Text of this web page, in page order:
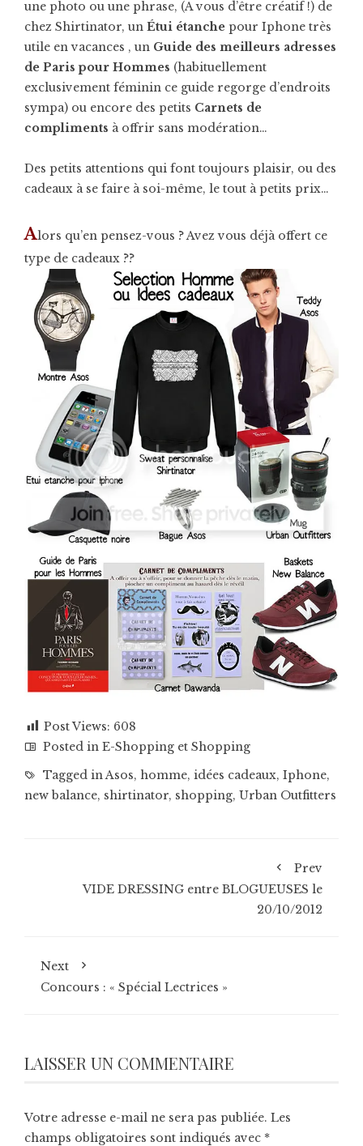
une photo ou une phrase, (A vous d’être créatif !) de
chez Shirtinator, un Étui étanche pour Iphone très
utile en vacances , un Guide des meilleurs adresses
de Paris pour Hommes (habituellement
exclusivement féminin ce guide regorge d’endroits
sympa) ou encore des petits Carnets de
compliments à offrir sans modération…
Des petits attentions qui font toujours plaisir, ou des
cadeaux à se faire à soi-même, le tout à petits prix…
Alors qu’en pensez-vous ? Avez vous déjà offert ce
type de cadeaux ??
Post Views: 608
Posted in E-Shopping et Shopping
Tagged inAsos, homme, idées cadeaux, Iphone,
new balance, shirtinator, shopping, Urban Outfitters
Prev
VIDE DRESSING entre BLOGUEUSES le
20/10/2012
Next
Concours : « Spécial Lectrices »
LAISSER UN COMMENTAIRE
Votre adresse e-mail ne sera pas publiée. Les
champs obligatoires sont indiqués avec *